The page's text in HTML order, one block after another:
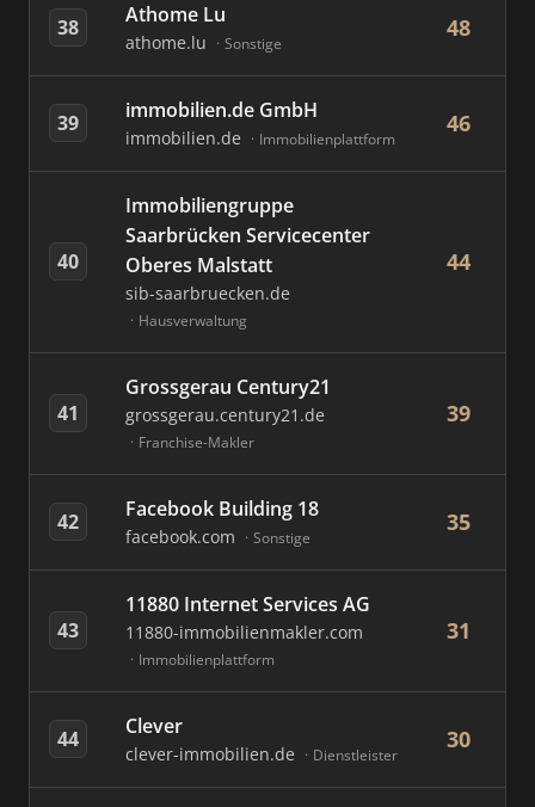
38 Athome Lu
athome.lu Sonstige
48
39 immobilien.de GmbH
immobilien.de Immobilienplattform
46
40
Immobiliengruppe
Saarbrücken Servicecenter
Oberes Malstatt
sib-saarbruecken.de
Hausverwaltung
44
41
Grossgerau Century21
grossgerau.century21.de
Franchise-Makler
39
42 Facebook Building 18
facebook.com Sonstige
35
43
11880 Internet Services AG
11880-immobilienmakler.com
Immobilienplattform
31
44 Clever
clever-immobilien.de Dienstleister
30